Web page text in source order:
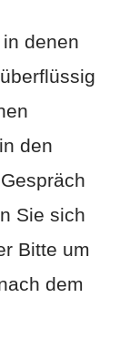
denen
den
Sie sich
Bitte um
dem